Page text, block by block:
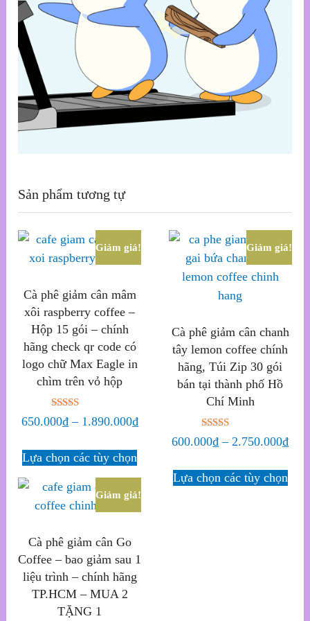
Sản phẩm tương tự
Giảm giá!
Cà phê giảm cân mâm
xôi raspberry coffee –
Hộp 15 gói – chính
hãng check qr code có
logo chữ Max Eagle in
chìm trên vỏ hộp
Được xếp
hạng
5 sao
650.000₫– 1.890.000₫
Lựa chọn các tùy chọn
Giảm giá!
Cà phê giảm cân chanh
tây lemon coffee chính
hãng, Túi Zip 30 gói
bán tại thành phố Hồ
Chí Minh
Được xếp
hạng
5 sao
600.000₫ –2.750.000₫
Lựa chọn các tùy chọn
Giảm giá!
Cà phê giảm cân Go
Coffee – bao giảm sau 1
liệu trình – chính hãng
TP.HCM – MUA 2
TẶNG 1